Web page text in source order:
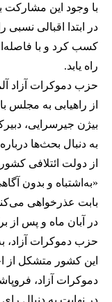
با وجود این مشارکت
کسب کرد و با
راه یابد.
حزب دموکرات آزاد
از راهیابی به مجلس
به دنبال بحث‌ها
از دولت ائتلافی
«به‌اشتباه و بدون
بابت عذرخواهی
در آبان‌ ماه و پس از
حزب دموکرات آزاد،
این کشور متشکل از
دموکرات‌‌‌ آزاد،